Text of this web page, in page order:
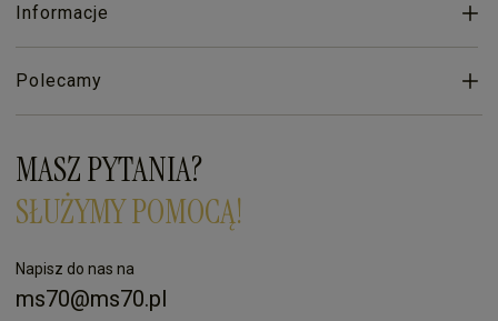
Informacje
Polecamy
MASZ PYTANIA?
SŁUŻYMY POMOCĄ!
Napisz do nas na
ms70@ms70.pl